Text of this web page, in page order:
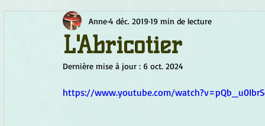
Chamanisme Champignons Conscience
Fleurs de Bach Géométrie sacrée
L'Abricotier
Anne4 déc. 2019 19 min de lecture
Dernière mise à jour : 6 oct. 2024
https://www.youtube.com/